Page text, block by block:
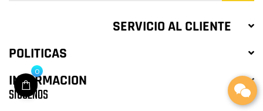
SERVICIO AL CLIENTE
POLITICAS
INFORMACION
SIGUENOS
0